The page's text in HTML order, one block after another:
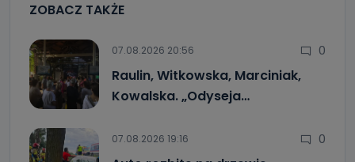
ZOBACZ TAKŻE
07.08.2026 20:56 0
Raulin, Witkowska, Marciniak,
Kowalska. „Odyseja…
07.08.2026 19:16 0